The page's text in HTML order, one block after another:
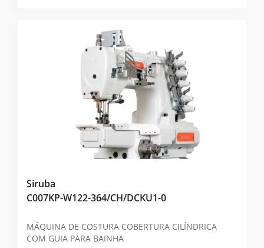
Siruba
C007KP-W122-364/CH/DCKU1-0
MÁQUINA DE COSTURA COBERTURA CILÍNDRICA
COM GUIA PARA BAINHA